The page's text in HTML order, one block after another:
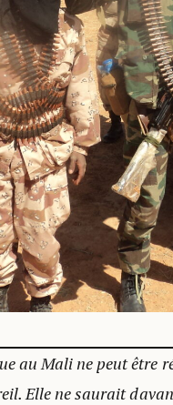
au Mali ne peut être
Elle ne saurait